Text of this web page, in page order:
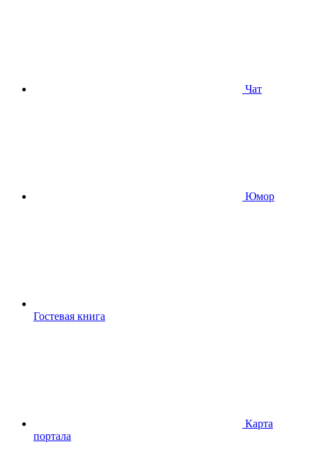
Чат
Юмор
Гостевая книга
Карта
портала